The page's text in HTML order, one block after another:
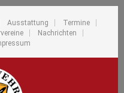
Ausstattung
Termine
Nachrichten